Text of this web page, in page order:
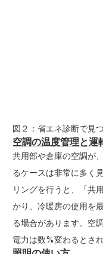
図２：省エネ診断で見
空調の温度管理と運
共用部や倉庫の空調が
るケースは非常に多く
リングを行うと、「共
かり、冷暖房の使用を
る場合があります。空
電力は数%変わるとさ